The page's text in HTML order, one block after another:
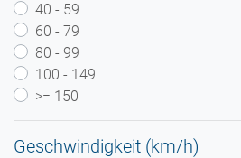
40 - 59
60 - 79
80 - 99
100 - 149
>= 150
Geschwindigkeit (km/h)